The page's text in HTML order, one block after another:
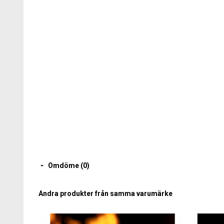
Omdöme (0)
Andra produkter från samma varumärke